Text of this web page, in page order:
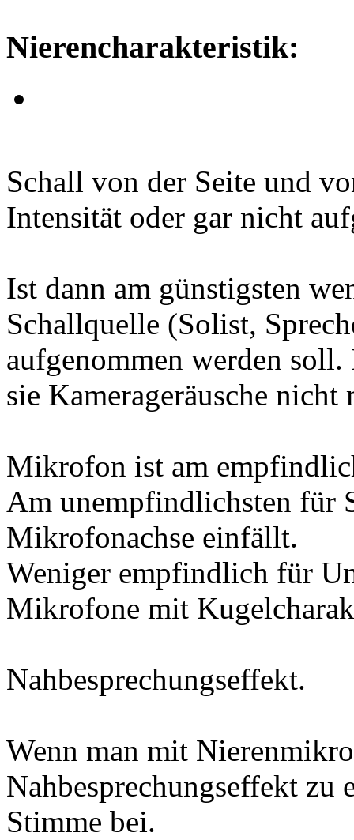
Nierencharakteristik:
Schall von der Seite und
Intensität oder gar nicht
Ist dann am günstigsten
Schallquelle (Solist,
aufgenommen werden
sie Kamerageräusche nicht
Mikrofon ist am
Am unempfindlichsten für
Mikrofonachse einfällt.
Weniger empfindlich für
Mikrofone mit
Nahbesprechungseffekt.
Wenn man mit
Nahbesprechungseffekt
Stimme bei.